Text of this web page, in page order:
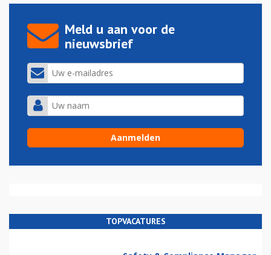
Meld u aan voor de
nieuwsbrief
TOPVACATURES